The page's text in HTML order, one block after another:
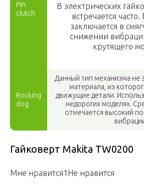
Pin
clutch
В электрических
встречается
заключается в
снижении
крутящего
Rocking
dog
Данный тип механизма не
материала, из
движущие детали.
недорогих моделях.
отмечается высокий
Гайковерт Makita TW0200
Мне нравится1Не нравится